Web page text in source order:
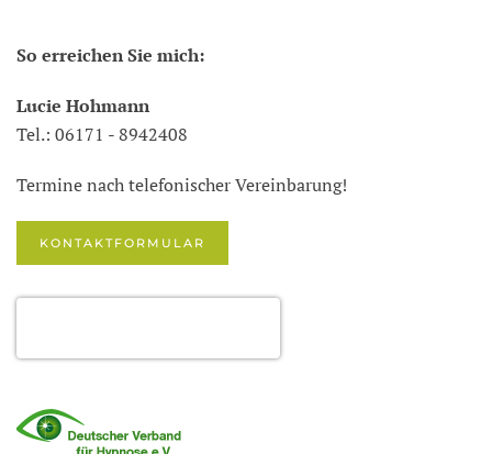
So erreichen Sie mich:
Lucie Hohmann
Tel.: 06171 - 8942408
Termine nach telefonischer Vereinbarung!
KONTAKTFORMULAR